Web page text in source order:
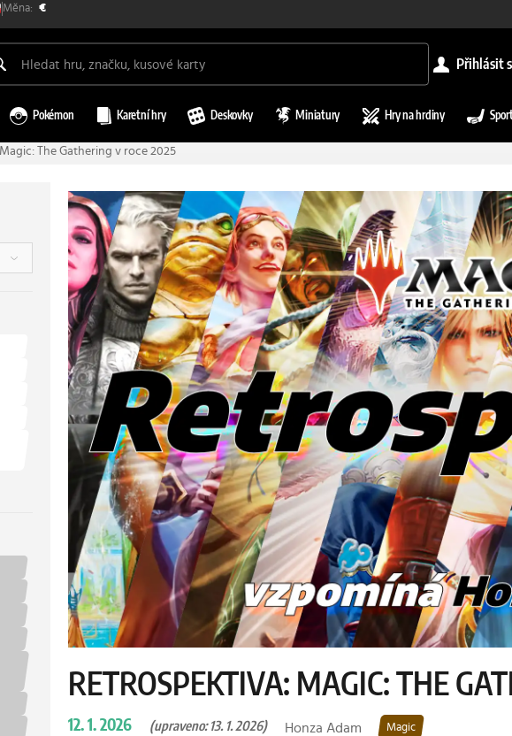
Měna: €
přihlásit
Pokémon Karetní hry Deskovky Miniatury Hry na hrdiny
The Gathering v roce 2025
RETROSPEKTIVA: MAGIC: THE
12. 1. 2026 (upraveno: 13. 1. 2026) Honza Adam Magic